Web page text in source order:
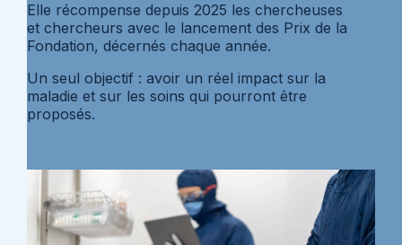
Elle récompense depuis 2025 les chercheuses
et chercheurs avec le lancement des Prix de la
Fondation, décernés chaque année.
Un seul objectif : avoir un réel impact sur la
maladie et sur les soins qui pourront être
proposés.